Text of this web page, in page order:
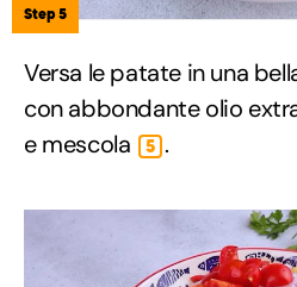
Step 5
Versa le patate in una
con abbondante olio
e mescola
5 .